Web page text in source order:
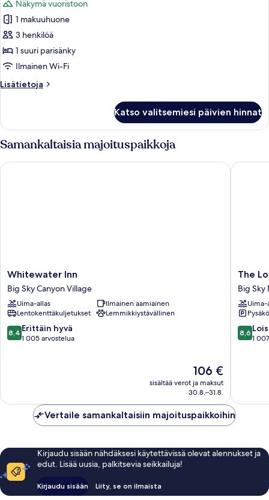
huonetyypin
Huone
kuvat
Näkymä vuoristoon
1 makuuhuone
3 henkilöä
1 suuri parisänky
Ilmainen Wi-Fi
Lisätietoja
Lisätietoja
Katso valitsemiesi päivien hinnat
Samankaltaisia majoituspaikkoja
Whitewater
Inn
Big
Sky
Canyon
Village
Whitewater Inn
Big Sky Canyon Village
Uima-allas
Ilmainen aamiainen
Lentokenttäkuljetukset
Lemmikkiystävällinen
8.4
kautta
8,4 Erittäin hyvä
1 005 arvostelua
Hinta
on
106 €
106 €
sisältää verot ja maksut
30.8.–31.8.
Whitewater Inn
The
Lodge
at
Big
Sky
Big
Sky
The
Big Sky
Uima-
8.6
kautta
8,6
1
The
Vertaile samankaltaisiin majoituspaikkoihin
Kirjaudu sisään nähdäksesi käytettävissä olevat alennukset ja
edut. Lisää uusia, palkitsevia seikkailuja!
Kirjaudu sisään Liity, se on ilmaista